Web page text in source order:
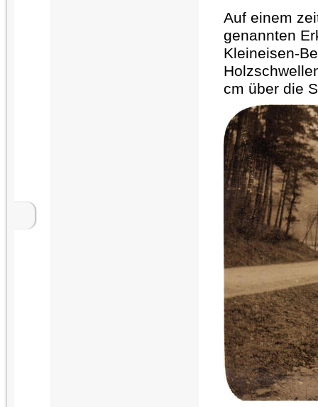
Auf einem
genannten
Kleineisen-
cm über die